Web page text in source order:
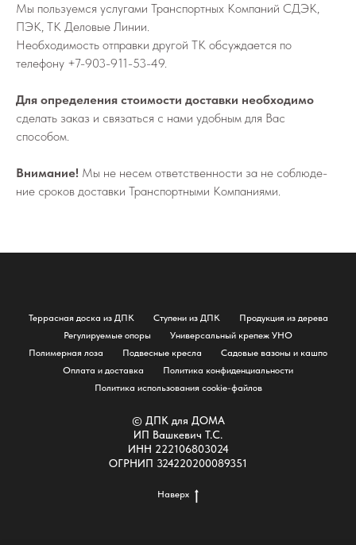
Мы поль­зу­ем­ся услу­га­ми Транс­порт­ных Ком­па­ний СДЭК,
ПЭК, ТК Деловые Линии.
Не­об­хо­ди­мо­сть от­прав­ки дру­гой ТК об­суж­да­ет­ся по
телефону +7-903-911-53-49.
Для определения стоимости доставки необходимо
сделать заказ и связаться с нами удобным для Вас
способом.
Внимание! Мы не не­сем от­вет­ствен­но­сти за не со­блю­де­
ние сро­ков до­став­ки Транс­порт­ны­ми Ком­па­ни­я­ми.
Террасная доска из ДПК Ступени из ДПК
Продукция из дерева
Регулируемые опоры
Универсальный крепеж УНО
Полимерная лоза
Подвесные кресла
Садовые вазоны и кашпо
Оплата и доставка
Политика конфиденциальности
Политика использования cookie-файлов
© ДПК для ДОМА
ИП Вашкевич Т.С.
ИНН 222106803024
ОГРНИП 324220200089351
Наверх